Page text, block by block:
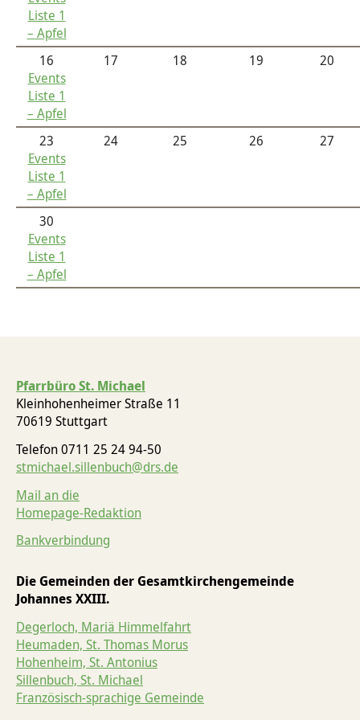
Liste 1
– Apfel
16
Events
Liste 1
– Apfel
17 18 19 20
23
Events
Liste 1
– Apfel
24 25 26 27
30
Events
Liste 1
– Apfel
Pfarrbüro St. Michael
Kleinhohenheimer Straße 11
70619 Stuttgart
Telefon 0711 25 24 94-50
stmichael.sillenbuch@drs.de
Mail an die
Homepage-Redaktion
Bankverbindung
Die Gemeinden der Gesamtkirchengemeinde
Johannes XXIII.
Degerloch, Mariä Himmelfahrt
Heumaden, St. Thomas Morus
Hohenheim, St. Antonius
Sillenbuch, St. Michael
Französisch-sprachige Gemeinde
Tod & Trauer
Yoga und Meditation